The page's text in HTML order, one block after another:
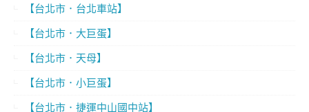
【台北市．台北車站】
【台北市．大巨蛋】
【台北市．天母】
【台北市．小巨蛋】
【台北市．捷運中山國中站】